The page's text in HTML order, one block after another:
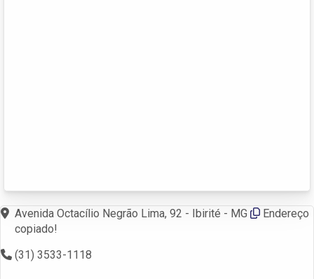
Avenida Octacílio Negrão Lima, 92 - Ibirité - MG
Endereço
copiado!
(31) 3533-1118